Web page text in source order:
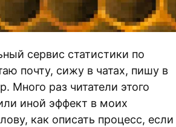
сервис статистики по
почту, сижу в чатах, пишу в
Много раз читатели этого
иной эффект в моих
как описать процесс, если